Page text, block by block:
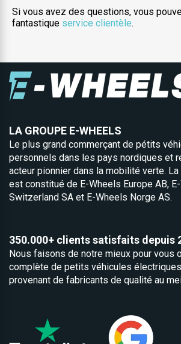
Si vous avez des questions, vous
fantastique service clientèle.
LA GROUPE E-WHEELS
Le plus grand commerçant de pétits
personnels dans les pays nordiques et
acteur pionnier dans la mobilité verte.
est constitué de E-Wheels Europe AB,
Switzerland SA et E-Wheels Norge AS.
350.000+ clients satisfaits depuis
Nous faisons de notre mieux pour vous
complète de petits véhicules
provenant de fabricants de qualité au